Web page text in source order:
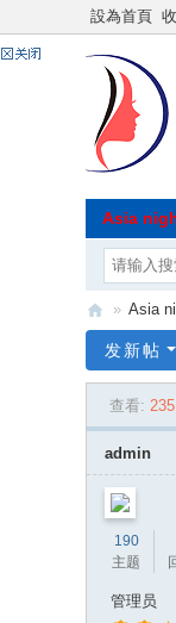
設為首頁
Asia
南
» Asia
发新帖
查看:
admin
190
主题
管理员